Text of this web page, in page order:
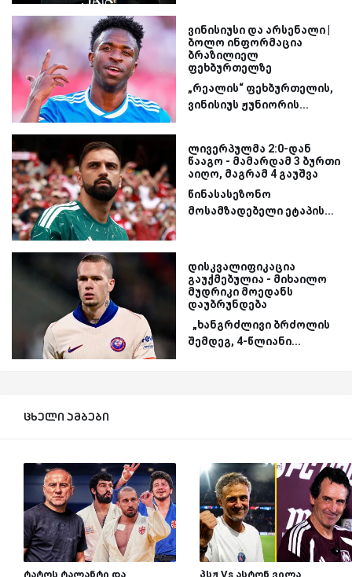
ვინისიუსი და არსენალი |
ბოლო ინფორმაცია
ბრაზილიელ
ფეხბურთელზე
„რეალის“ ფეხბურთელის,
ვინისიუს ჟუნიორის...
ლივერპულმა 2:0-დან
წააგო - მამარდამ 3 ბურთი
აიღო, მაგრამ 4 გაუშვა
წინასასეზონო
მოსამზადებელი ეტაპის...
დისკვალიფიკაცია
გაუქმებულია - მიხაილო
მუდრიკი მოედანს
დაუბრუნდება
„ხანგრძლივი ბრძოლის
შემდეგ, 4-წლიანი...
ცხელი ამბები
ტატოს ტალანტი და პსჟ Vs ასტონ ვილა